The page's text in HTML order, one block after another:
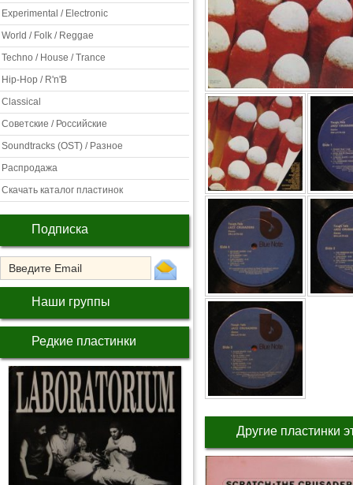
Experimental / Electronic
World / Folk / Reggae
Techno / House / Trance
Hip-Hop / R'n'B
Classical
Советские / Российские
Soundtracks (OST) / Разное
Распродажа
Скачать каталог пластинок
Подписка
Наши группы
Редкие пластинки
Другие пластинки